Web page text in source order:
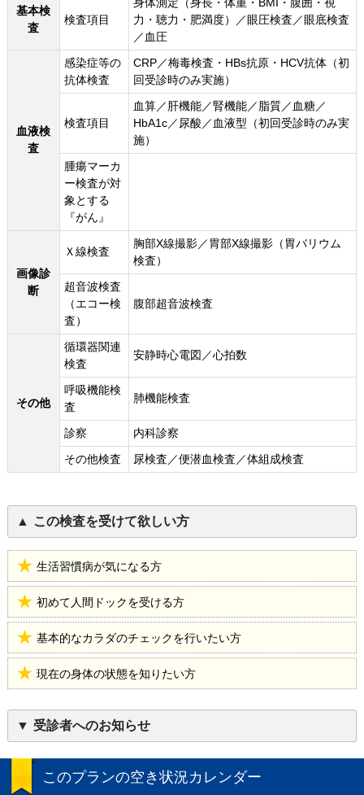
基本検
査
検査項目
身体測定（身長・体重・BMI・腹囲・視
力・聴力・肥満度）／眼圧検査／眼底検査
／血圧
血液検
査
感染症等の
抗体検査
CRP／梅毒検査・HBs抗原・HCV抗体（初
回受診時のみ実施）
検査項目
血算／肝機能／腎機能／脂質／血糖／
HbA1c／尿酸／血液型（初回受診時のみ実
施）
腫瘍マーカ
ー検査が対
象とする
『がん』
画像診
断
Ｘ線検査
胸部X線撮影／胃部X線撮影（胃バリウム
検査）
超音波検査
（エコー検
査）
腹部超音波検査
その他
循環器関連
検査
安静時心電図／心拍数
呼吸機能検
査
肺機能検査
診察
内科診察
その他検査
尿検査／便潜血検査／体組成検査
この検査を受けて欲しい方
生活習慣病が気になる方
初めて人間ドックを受ける方
基本的なカラダのチェックを行いたい方
現在の身体の状態を知りたい方
受診者へのお知らせ
このプランの空き状況カレンダー